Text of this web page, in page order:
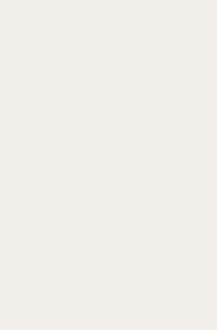
bietet zudem spezielle
was eine
darstellt.
und Rabatte für
vorab online informieren
und VIPs stehen
zusätzlichen Komfort
Parkplätze zu den
Fahrzeuge schnell
können.